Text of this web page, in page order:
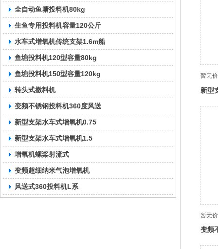
全自动鱼塘投料机80kg
生鱼专用投料机容量120公斤
水车式增氧机传统支架1.6m船
鱼塘投料机120型容量80kg
鱼塘投料机150型容量120kg
转头式撒料机
变频不锈钢投料机360度风送
新型支架水车式增氧机0.75
新型支架水车式增氧机1.5
增氧机螺桨射流式
变频超细纳米气泡增氧机
风送式360投料机L系
暂无
新型
暂无
变频